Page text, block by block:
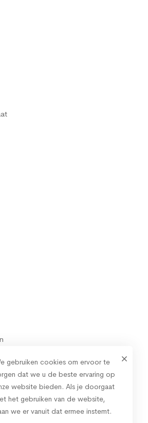
gebruiken cookies om ervoor te
dat we u de beste ervaring op
website bieden. Als je doorgaat
het gebruiken van de website,
we er vanuit dat ermee instemt.